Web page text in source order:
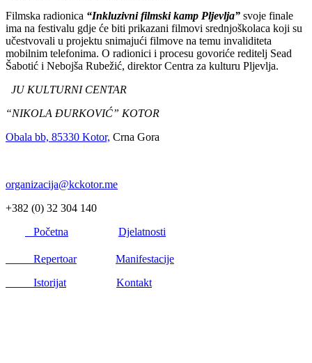
Filmska radionica “Inkluzivni filmski kamp Pljevlja” svoje finale
ima na festivalu gdje će biti prikazani filmovi srednjoškolaca koji su
učestvovali u projektu snimajući filmove na temu invaliditeta
mobilnim telefonima. O radionici i procesu govoriće reditelj Sead
Šabotić i Nebojša Rubežić, direktor Centra za kulturu Pljevlja.
JU KULTURNI CENTAR
“NIKOLA ĐURKOVIĆ” KOTOR
Obala bb, 85330 Kotor, Crna Gora
organizacija@kckotor.me
+382 (0) 32 304 140
Početna
Djelatnosti
Repertoar
Manifestacije
Istorijat
Kontakt